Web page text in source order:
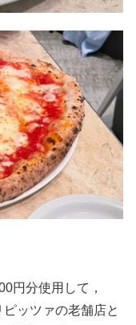
円分使用して，
ッツァの老舗店と